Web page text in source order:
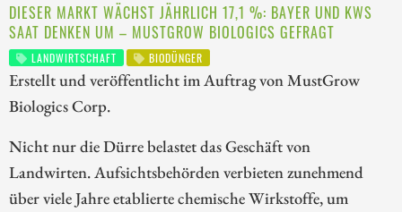
DIESER MARKT WÄCHST JÄHRLICH 17,1 %: BAYER UND KWS
SAAT DENKEN UM – MUSTGROW BIOLOGICS GEFRAGT
LANDWIRTSCHAFT BIODÜNGER
Erstellt und veröffentlicht im Auftrag von MustGrow
Biologics Corp.
Nicht nur die Dürre belastet das Geschäft von
Landwirten. Aufsichtsbehörden verbieten zunehmend
über viele Jahre etablierte chemische Wirkstoffe, um